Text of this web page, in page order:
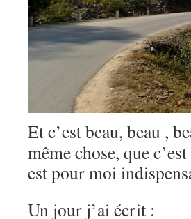
Et c’est beau, beau ,
même chose, que
est pour moi
Un jour j’ai écrit :